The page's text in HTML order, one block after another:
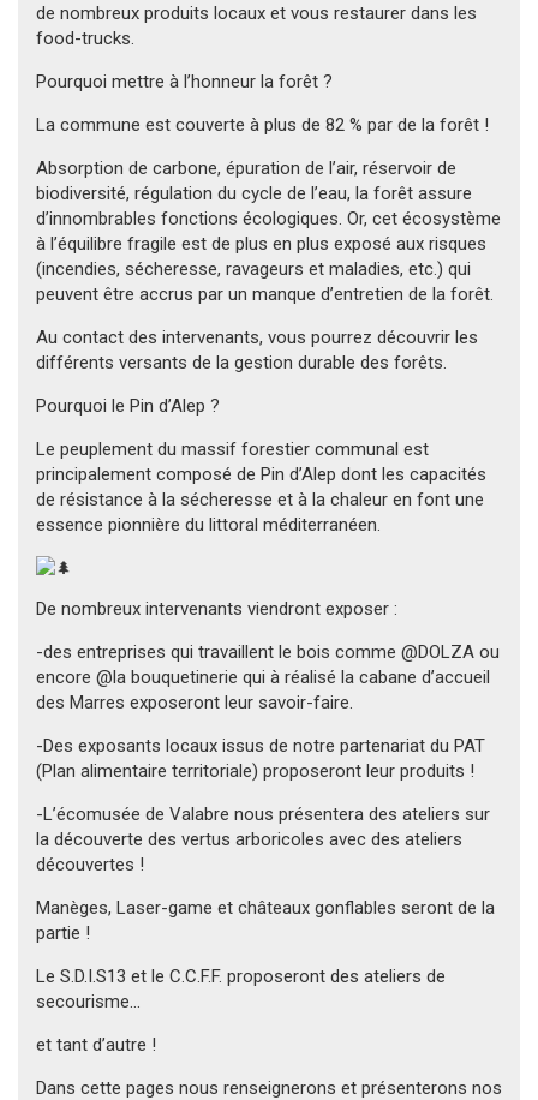
de nombreux produits locaux et vous restaurer dans les
food-trucks.
Pourquoi mettre à l’honneur la forêt ?
La commune est couverte à plus de 82 % par de la forêt !
Absorption de carbone, épuration de l’air, réservoir de
biodiversité, régulation du cycle de l’eau, la forêt assure
d’innombrables fonctions écologiques. Or, cet écosystème
à l’équilibre fragile est de plus en plus exposé aux risques
(incendies, sécheresse, ravageurs et maladies, etc.) qui
peuvent être accrus par un manque d’entretien de la forêt.
Au contact des intervenants, vous pourrez découvrir les
différents versants de la gestion durable des forêts.
Pourquoi le Pin d’Alep ?
Le peuplement du massif forestier communal est
principalement composé de Pin d’Alep dont les capacités
de résistance à la sécheresse et à la chaleur en font une
essence pionnière du littoral méditerranéen.
De nombreux intervenants viendront exposer :
-des entreprises qui travaillent le bois comme @DOLZA ou
encore @la bouquetinerie qui à réalisé la cabane d’accueil
des Marres exposeront leur savoir-faire.
-Des exposants locaux issus de notre partenariat du PAT
(Plan alimentaire territoriale) proposeront leur produits !
-L’écomusée de Valabre nous présentera des ateliers sur
la découverte des vertus arboricoles avec des ateliers
découvertes !
Manèges, Laser-game et châteaux gonflables seront de la
partie !
Le S.D.I.S13 et le C.C.F.F. proposeront des ateliers de
secourisme…
et tant d’autre !
Dans cette pages nous renseignerons et présenterons nos